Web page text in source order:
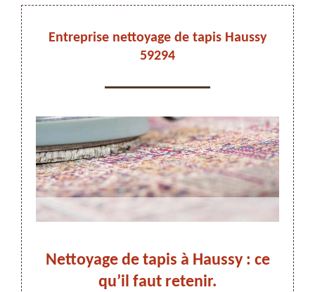
Entreprise nettoyage de tapis Haussy
59294
et
Nettoyage de tapis à Haussy : ce
qu’il faut retenir.